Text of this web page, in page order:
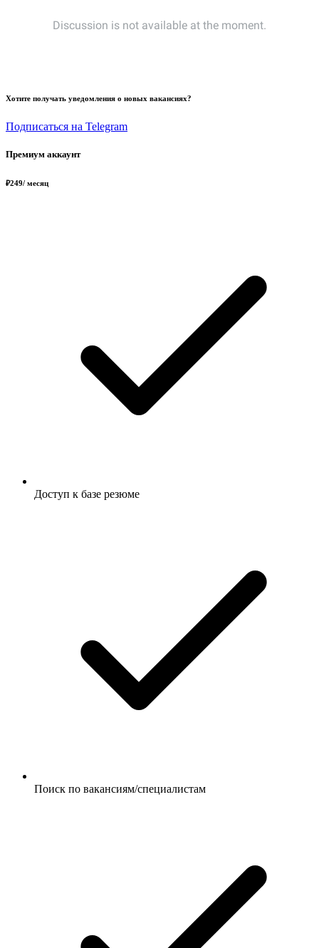
Хотите получать уведомления о новых вакансиях?
Подписаться на Telegram
Премиум аккаунт
₽249/ месяц
Доступ к базе резюме
Поиск по вакансиям/специалистам